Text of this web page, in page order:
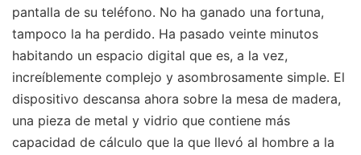
pantalla de su teléfono. No ha ganado una fortuna,
tampoco la ha perdido. Ha pasado veinte minutos
habitando un espacio digital que es, a la vez,
increíblemente complejo y asombrosamente simple. El
dispositivo descansa ahora sobre la mesa de madera,
una pieza de metal y vidrio que contiene más
capacidad de cálculo que la que llevó al hombre a la